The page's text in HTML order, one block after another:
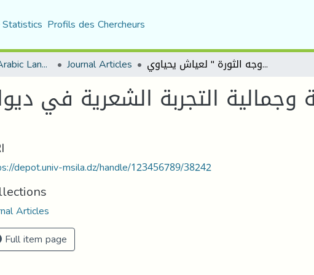
Statistics Profils des Chercheurs
Department of Arabic Language and Literature Journal Articles تجليات الهوية وجمالية التجربة الشعرية في ديوان "" تأمل في وجه الثورة " لعياش يحياوي
وجمالية التجربة الشعرية في
depot.univ-msila.dz/handle/123456789/38242
Articles
Full item page